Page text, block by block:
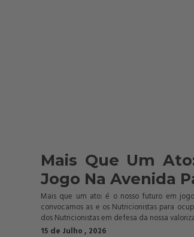
Mais Que Um
Jogo Na Avenida
Mais que um ato: é o nosso futuro em
convocamos as e os Nutricionistas para
dos Nutricionistas em defesa da nossa
15 de Julho , 2026